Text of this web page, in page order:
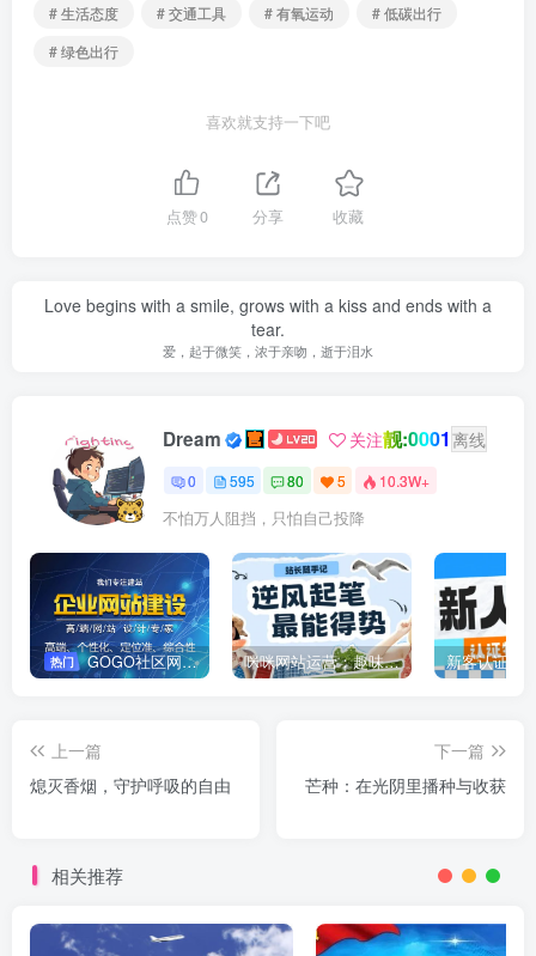
# 生活态度
# 交通工具 # 有氧运动
# 低碳出行
# 绿色出行
喜欢就支持一下吧
点赞0 分享 收藏
Love begins with a smile, grows with a kiss and ends with a
tear.
爱，起于微笑，浓于亲吻，逝于泪水
Dream 关注靓:0001 离线
0 595 80 5 10.3W+
不怕万人阻挡，只怕自己投降
热门 GOGO社区网站搭建(自助服务) 咪咪网站运营：趣味性悄悄飘起的成功风头 新客认证优
上一篇
熄灭香烟，守护呼吸的自由
下一篇
芒种：在光阴里播种与收获
相关推荐